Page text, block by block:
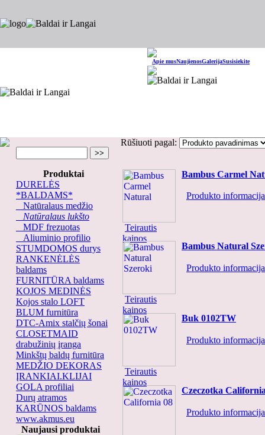
Apie musNaujienosGalerijaSusisiekite
Produktai
DURELĖS
*BALDAMS*
Natūralaus medžio
Natūralaus lukšto
MDF frezuotas
Aliuminio profilio
STUMDOMOS durys
RANKENĖLĖS
baldams
FURNITŪRA baldams
KOJOS MEDINĖS
Kojos stalo LOFT
BLUM furnitūra
DTC-Amix stalčių šonai
CLOSETMAID
drabužinių įranga
Minkštų baldų furnitūra
MEDŽIO DEKORAS
ĮRANKIAI.KLIJAI
GOLA profiliai
Durų atramos
KARŪNOS baldams
www.akmus.eu
Naujausi produktai
0-781
Rūšiuoti pagal:
Teirautis
kainos
Bambus Carmel
Produkto
Teirautis
kainos
Bambus Natural
Produkto
Teirautis
kainos
Buk 0102TW
Produkto
Czeczotka
Produkto